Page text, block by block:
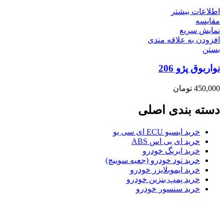
اطلاعات بیشتر
مقایسه
نمایش سریع
افزودن به علاقه مندی
بستن
نواربوق پژو 206
450,000 تومان
دسته بندی اصلی
خرید ایسیو ECU ای سی یو
خرید ای بی اس ABS
خرید ایربگ خودرو
خرید نود خودرو (جعبه سوییچ)
خرید ایموبلایزر خودرو
خرید پمپ بنزین خودرو
خرید سنسور خودرو